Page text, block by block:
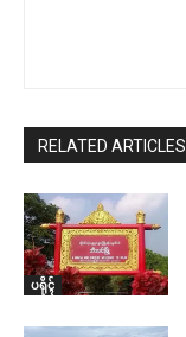
RELATED ARTICLES
ပရိုၚ်